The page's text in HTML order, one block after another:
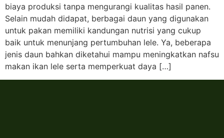
biaya produksi tanpa mengurangi kualitas hasil panen.
Selain mudah didapat, berbagai daun yang digunakan
untuk pakan memiliki kandungan nutrisi yang cukup
baik untuk menunjang pertumbuhan lele. Ya, beberapa
jenis daun bahkan diketahui mampu meningkatkan nafsu
makan ikan lele serta memperkuat daya […]